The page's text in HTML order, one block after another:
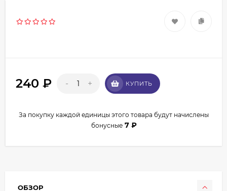
240 ₽ - + КУПИТЬ
За покупку каждой единицы этого товара будут начислены
бонусные 7 ₽
ОБЗОР